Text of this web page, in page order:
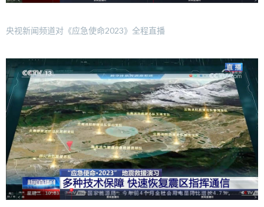
央视新闻频道对《应急使命2023》全程直播